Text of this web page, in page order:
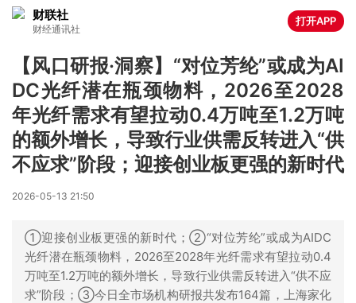
财联社
财经通讯社
打开APP
【风口研报·洞察】“对位芳纶”或成为AI
DC光纤潜在瓶颈物料，2026至2028
年光纤需求有望拉动0.4万吨至1.2万吨
的额外增长，导致行业供需反转进入“供
不应求”阶段；迎接创业板更强的新时代
2026-05-13 21:50
①迎接创业板更强的新时代；②“对位芳纶”或成为AIDC
光纤潜在瓶颈物料，2026至2028年光纤需求有望拉动0.4
万吨至1.2万吨的额外增长，导致行业供需反转进入“供不应
求”阶段；③今日全市场机构研报共发布164篇，上海家化